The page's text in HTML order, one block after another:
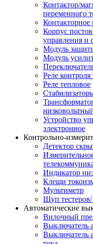
Контактор/
переменного
Контакторное
Корпус
управления и
Модуль
Модуль
Реле
Реле тепловое
Устройство
электронное
Контрольно-
Детектор
Индикатор
Клещи
Мультиметр
Щуп
Автоматические
Вилочный
Выключатель
Выключатель